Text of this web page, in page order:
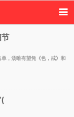
内地明星八卦
节
，汤唯有望凭《色，戒》和